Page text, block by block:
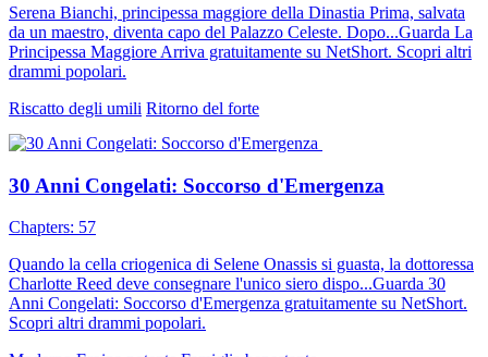
Serena Bianchi, principessa maggiore della Dinastia Prima, salvata
da un maestro, diventa capo del Palazzo Celeste. Dopo...Guarda La
Principessa Maggiore Arriva gratuitamente su NetShort. Scopri altri
drammi popolari.
Riscatto degli umili Ritorno del forte
30 Anni Congelati: Soccorso d'Emergenza
Chapters: 57
Quando la cella criogenica di Selene Onassis si guasta, la dottoressa
Charlotte Reed deve consegnare l'unico siero dispo...Guarda 30
Anni Congelati: Soccorso d'Emergenza gratuitamente su NetShort.
Scopri altri drammi popolari.